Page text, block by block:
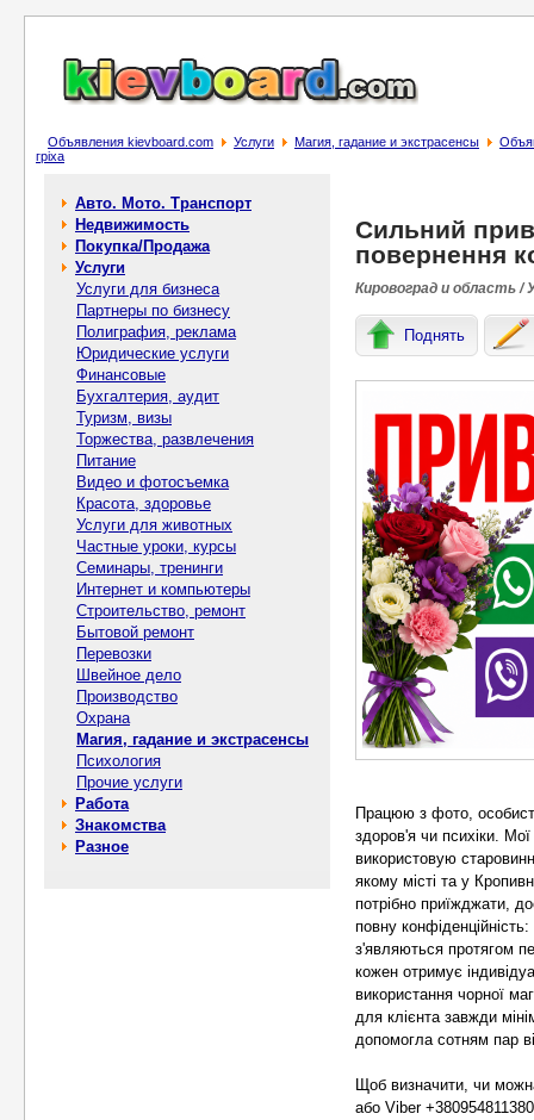
Объявления kievboard.com Услуги Магия, гадание и экстрасенсы
гріха
Авто. Мото. Транспорт
Недвижимость
Покупка/Продажа
Услуги
Услуги для бизнеса
Партнеры по бизнесу
Полиграфия, реклама
Юридические услуги
Финансовые
Бухгалтерия, аудит
Туризм, визы
Торжества, развлечения
Питание
Видео и фотосъемка
Красота, здоровье
Услуги для животных
Частные уроки, курсы
Семинары, тренинги
Интернет и компьютеры
Строительство, ремонт
Бытовой ремонт
Перевозки
Швейное дело
Производство
Охрана
Магия, гадание и экстрасенсы
Психология
Прочие услуги
Работа
Знакомства
Разное
Сильний
повернення
Кировоград и область /
Поднять
Працюю з фото,
здоров'я чи психіки.
використовую
якому місті та у
потрібно приїжджати,
повну
з'являються протягом
кожен отримує
використання чорної
для клієнта завжди
допомогла сотням пар
Щоб визначити, чи
або Viber